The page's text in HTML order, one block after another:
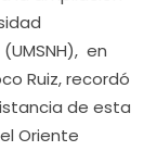
en
Ruiz, recordó
de esta
Oriente